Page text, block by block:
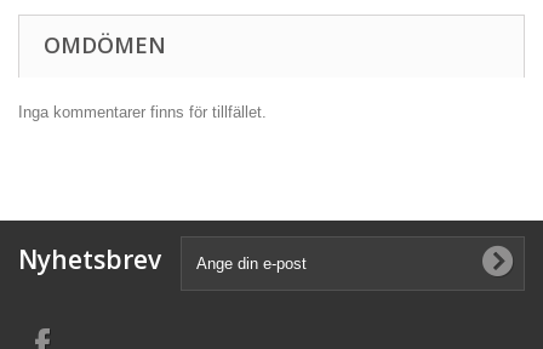
OMDÖMEN
Inga kommentarer finns för tillfället.
Nyhetsbrev